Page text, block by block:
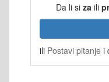
Da li si za ili
ili Postavi pitanje i